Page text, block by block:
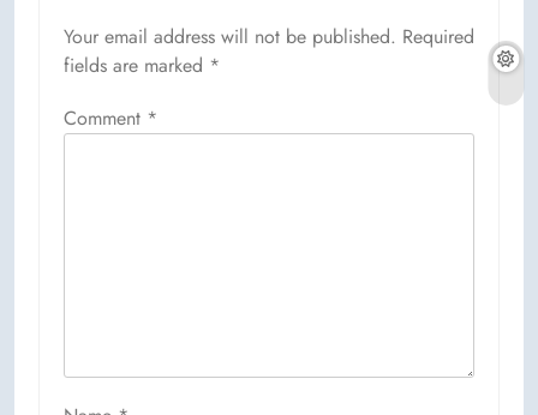
Your email address will not be published. Required
fields are marked *
Comment *